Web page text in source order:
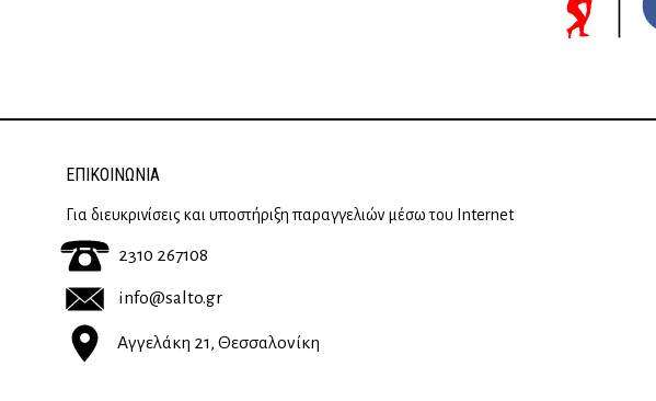
ΕΠΙΚΟΙΝΩΝΊΑ
Για διευκρινίσεις και υποστήριξη παραγγελιών μέσω του Internet
2310 267108
info@salto.gr
Αγγελάκη 21, Θεσσαλονίκη